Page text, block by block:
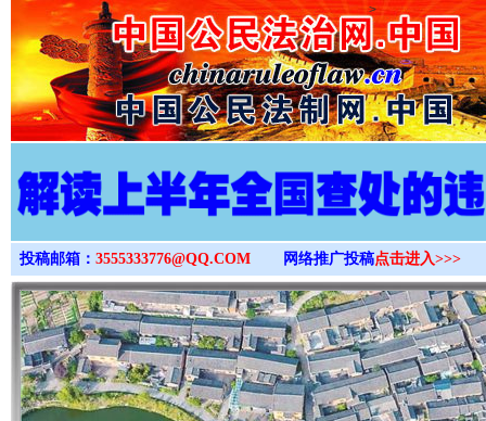
>
投稿邮箱： 3555333776@QQ.COM 网络推广投稿点击进入>>>